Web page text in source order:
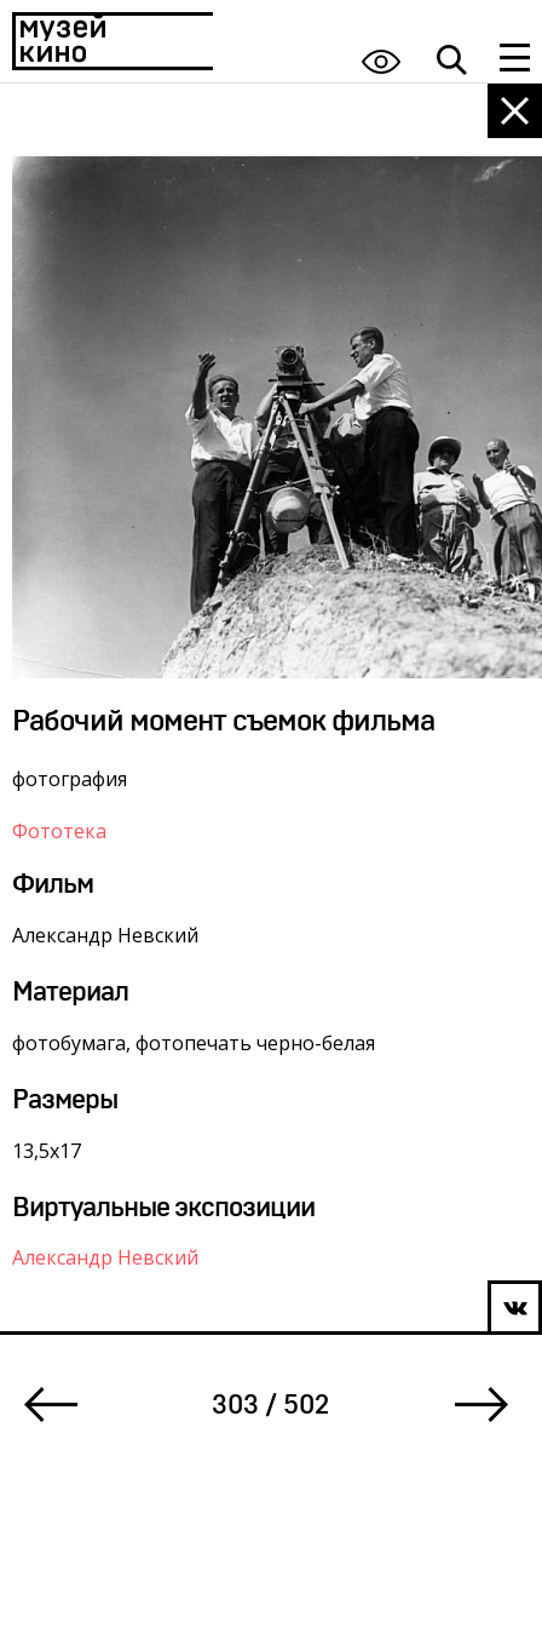
Рабочий момент съемок фильма
фотография
Фототека
Фильм
Александр Невский
Материал
фотобумага, фотопечать черно-белая
Размеры
13,5х17
Виртуальные экспозиции
Александр Невский
303 / 502